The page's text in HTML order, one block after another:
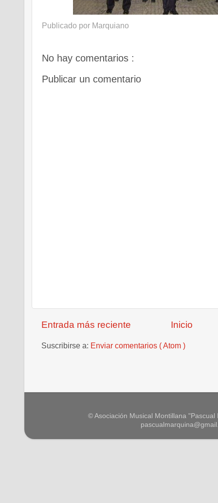
Publicado por Marquiano
No hay comentarios :
Publicar un comentario
Entrada más reciente Inicio
Suscribirse a: Enviar comentarios ( Atom )
© Asociación Musical Montillana